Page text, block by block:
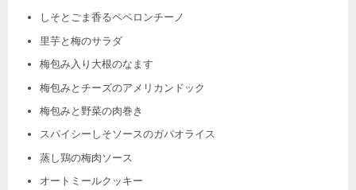
しそとごま香るペペロンチーノ
里芋と梅のサラダ
梅包み入り大根のなます
梅包みとチーズのアメリカンドック
梅包みと野菜の肉巻き
スパイシーしそソースのガパオライス
蒸し鶏の梅肉ソース
オートミールクッキー